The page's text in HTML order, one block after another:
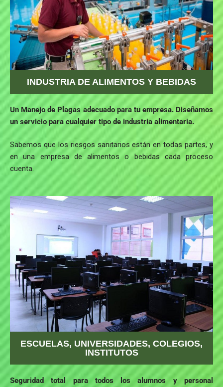
INDUSTRIA DE ALIMENTOS Y BEBIDAS
Un Manejo de Plagas adecuado para tu empresa. Diseñamos
un servicio para cualquier tipo de industria alimentaria.
Sabemos que los riesgos sanitarios están en todas partes, y
en una empresa de alimentos o bebidas cada proceso
cuenta.
ESCUELAS, UNIVERSIDADES, COLEGIOS,
INSTITUTOS
Seguridad total para todos los alumnos y personal